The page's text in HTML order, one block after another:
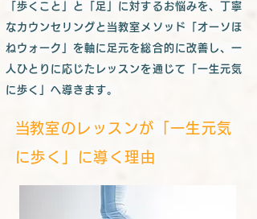
「歩くこと」と「足」に対するお悩みを、丁寧
なカウンセリングと当教室メソッド「オーソほ
ねウォーク」を軸に足元を総合的に改善し、一
人ひとりに応じたレッスンを通じて「一生元気
に歩く」へ導きます。
​当教室のレッスンが「一生元気
に歩く」に導く理由